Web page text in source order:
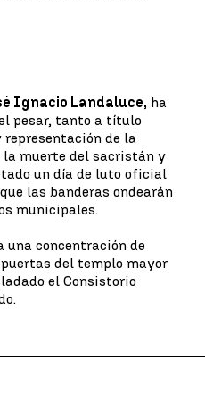
Ignacio Landaluce, ha
pesar, tanto a título
representación de la
la muerte del sacristán y
un día de luto oficial
las banderas ondearán
municipales.
una concentración de
del templo mayor
el Consistorio